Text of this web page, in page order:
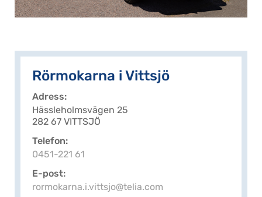
Rörmokarna i Vittsjö
Adress
Hässleholmsvägen 25
282 67 VITTSJÖ
Telefon
0451-221 61
E-post
rormokarna.i.vittsjo@telia.com